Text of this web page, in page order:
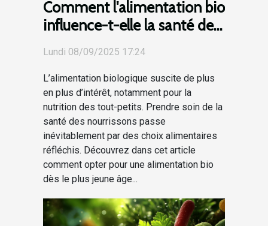
Comment l'alimentation bio
influence-t-elle la santé des
Lundi 08/09/2025 17:24
L’alimentation biologique suscite de plus
en plus d’intérêt, notamment pour la
nutrition des tout-petits. Prendre soin de la
santé des nourrissons passe
inévitablement par des choix alimentaires
réfléchis. Découvrez dans cet article
comment opter pour une alimentation bio
dès le plus jeune âge...